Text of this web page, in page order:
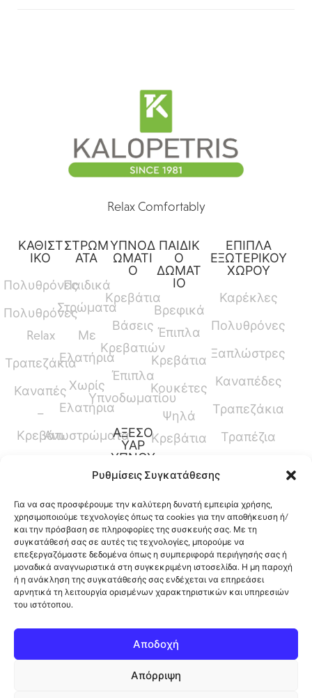
Ρυθμίσεις Συγκατάθεσης
Για να σας προσφέρουμε την καλύτερη δυνατή εμπειρία χρήσης,
χρησιμοποιούμε τεχνολογίες όπως τα cookies για την αποθήκευση ή/
και την πρόσβαση σε πληροφορίες της συσκευής σας. Με τη
συγκατάθεσή σας σε αυτές τις τεχνολογίες, μπορούμε να
επεξεργαζόμαστε δεδομένα όπως η συμπεριφορά περιήγησής σας ή
μοναδικά αναγνωριστικά στη συγκεκριμένη ιστοσελίδα. Η μη παροχή
ή η ανάκληση της συγκατάθεσής σας ενδέχεται να επηρεάσει
αρνητικά τη λειτουργία ορισμένων χαρακτηριστικών και υπηρεσιών
του ιστότοπου.
Αποδοχή
Απόρριψη
Relax Comfortably
ΚΑΘΙΣΤ
ΙΚΟ
Πολυθρόνες
Πολυθρόνες
Relax
Τραπεζάκια
Καναπές
–
Κρεβάτι
ΣΤΡΩΜ
ΑΤΑ
Παιδικά
Στρώματα
Με
Ελατήρια
Χωρίς
Ελατήρια
Ανωστρώματα
ΥΠΝΟΔ
ΩΜΑΤΙ
Ο
Κρεβάτια
Βάσεις
Κρεβατιών
Έπιπλα
Υπνοδωματίου
ΑΞΕΣΟ
ΥΑΡ
ΥΠΝΟΥ
Παπλώματα
Μαξιλάρια
Προστατευτικά
Καλύμματα
ΠΑΙΔΙΚ
Ο
ΔΩΜΑΤ
ΙΟ
Βρεφικά
Έπιπλα
Κρεβάτια
Κουκέτες
Ψηλά
Κρεβάτια
Ύψους
Γραφεία
ΕΠΙΠΛΑ
ΕΞΩΤΕΡΙΚΟΥ
ΧΩΡΟΥ
Καρέκλες
Πολυθρόνες
Ξαπλώστρες
Καναπέδες
Τραπεζάκια
Τραπέζια
12ο Χλμ. Ρόδου-Λίνδου, Φαληράκι, Ρόδος,
Ελλάδα